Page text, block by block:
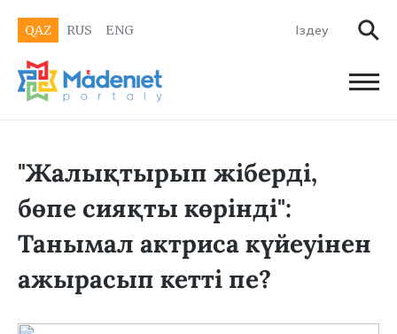
QAZ RUS ENG
"Жалықтырып жіберді,
бөпе сияқты көрінді":
Танымал актриса күйеуінен
ажырасып кетті пе?